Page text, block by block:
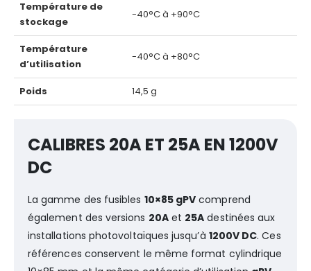
Température de
stockage
-40°C à +90°C
Température
d’utilisation
-40°C à +80°C
Poids 14,5 g
CALIBRES 20A ET 25A EN 1200V
DC
La gamme des fusibles 10×85 gPV comprend
également des versions 20Aet 25A destinées aux
installations photovoltaïques jusqu’à 1200V DC. Ces
références conservent le même format cylindrique